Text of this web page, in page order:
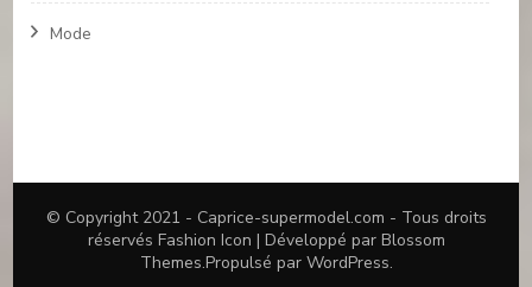
Mode
© Copyright 2021 - Caprice-supermodel.com - Tous droits
réservés Fashion Icon | Développé par Blossom
Themes.Propulsé par WordPress.